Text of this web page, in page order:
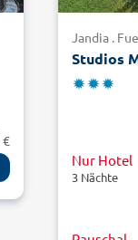
€
Jandia .
Studios
Nur Hotel
3 Nächte